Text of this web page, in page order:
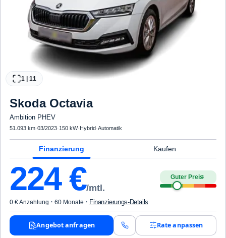
1 | 11
Skoda Octavia
Ambition PHEV
51.093 km·03/2023· 150 kW· Hybrid·Automatik
Finanzierung Kaufen
224€/mtl.
Guter Preis4
0 € Anzahlung · 60 Monate · Finanzierungs-Details
Angebot anfragen Rate anpassen